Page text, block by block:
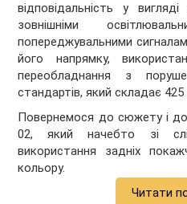
відповідальність у
зовнішніми
попереджувальними
його напрямку,
переобладнання з
стандартів, який складає
Повернемося до сюжету і
02, який начебто зі
використання задніх
кольору.
Читати